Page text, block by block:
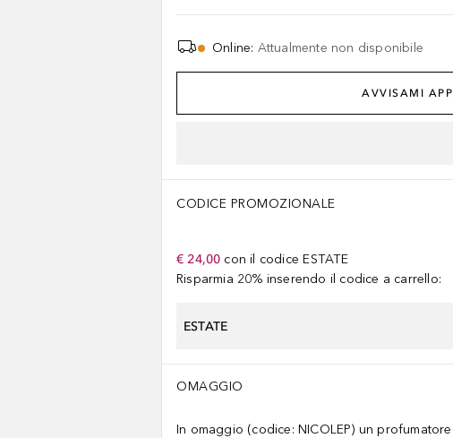
Online: Attualmente non disponibile
AVVISAMI
CODICE PROMOZIONALE
€ 24,00 con il codice ESTATE
Risparmia 20% inserendo il codice a carrello:
ESTATE
OMAGGIO
In omaggio (codice: NICOLEP) un